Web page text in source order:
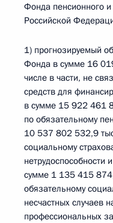
Фонда пенсионного и
Российской
1) прогнозируемый
Фонда в сумме 16
числе в части, не
средств для
в сумме 15 922 461
по обязательному
10 537 802 532,9
социальному
нетрудоспособности
сумме 1 135 415
обязательному
несчастных случаев
профессиональных